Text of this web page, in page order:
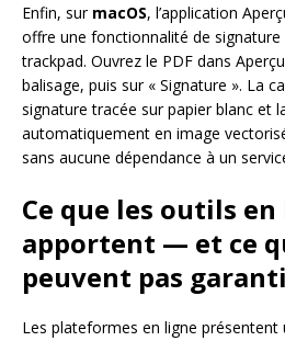
Enfin, sur macOS, l’application
offre une fonctionnalité de signature
trackpad. Ouvrez le PDF dans
balisage, puis sur « Signature ». La
signature tracée sur papier blanc et
automatiquement en image
sans aucune dépendance à un
Ce que les outils
apportent — et ce
peuvent pas
Les plateformes en ligne présentent